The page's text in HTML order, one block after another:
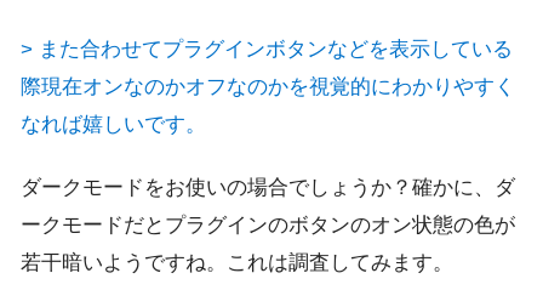
> また合わせてプラグインボタンなどを表示している
際現在オンなのかオフなのかを視覚的にわかりやすく
なれば嬉しいです。
ダークモードをお使いの場合でしょうか？確かに、ダ
ークモードだとプラグインのボタンのオン状態の色が
若干暗いようですね。これは調査してみます。